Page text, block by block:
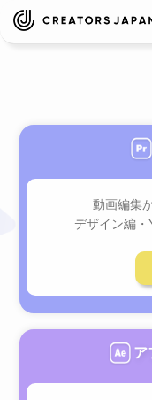
動画編集
デザイン編・
ア